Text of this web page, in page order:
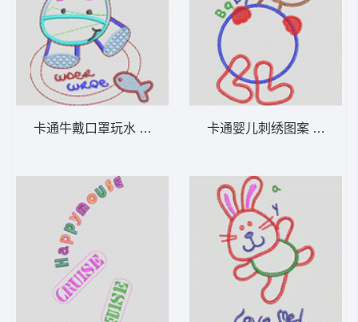
卡通牛戴口罩玩水 卡通童装章标贴布 卡通婴儿刺绣